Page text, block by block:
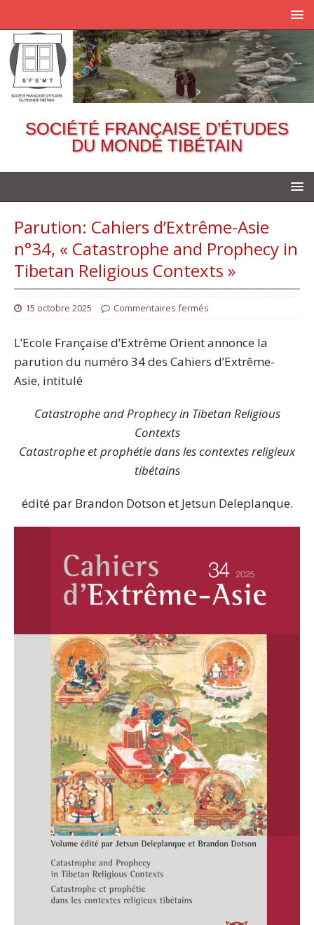
SOCIÉTÉ FRANÇAISE D’ÉTUDES
DU MONDE TIBÉTAIN
Parution: Cahiers d’Extrême-Asie
n°34, « Catastrophe and Prophecy in
Tibetan Religious Contexts »
15 octobre 2025 Commentaires fermés
L’Ecole Française d’Extrême Orient annonce la
parution du numéro 34 des Cahiers d’Extrême-
Asie, intitulé
Catastrophe and Prophecy in Tibetan Religious
Contexts
Catastrophe et prophétie dans les contextes religieux
tibétains
édité par Brandon Dotson et Jetsun Deleplanque.